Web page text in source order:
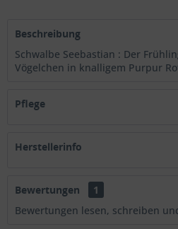
Beschreibung
Schwalbe Seebastian : Der
Vögelchen in knalligem Purpur
Pflege
Herstellerinfo
Bewertungen
1
Bewertungen lesen, schreiben